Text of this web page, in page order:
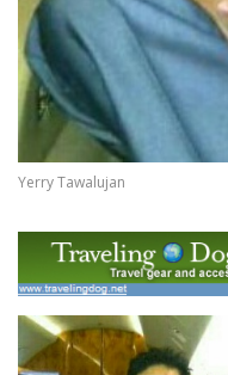
Yerry Tawalujan